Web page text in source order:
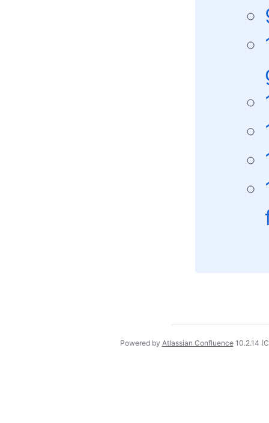
Powered by Atlassian Confluence 10.2.14